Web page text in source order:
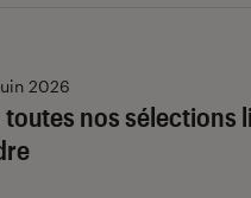
toutes nos sélections
2026